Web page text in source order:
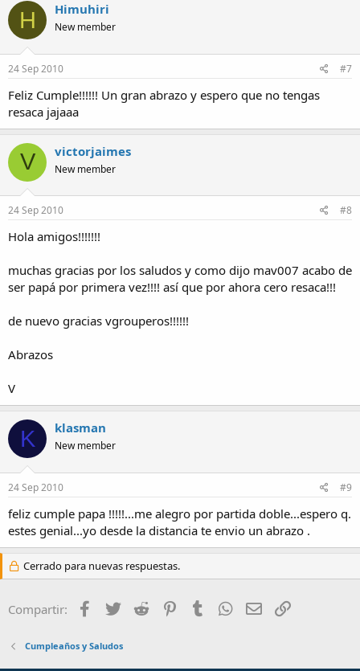
H Himuhiri
New member
24 Sep 2010 #7
Feliz Cumple!!!!!! Un gran abrazo y espero que no tengas
resaca jajaaa
V victorjaimes
New member
24 Sep 2010 #8
Hola amigos!!!!!!!
muchas gracias por los saludos y como dijo mav007 acabo de
ser papá por primera vez!!!! así que por ahora cero resaca!!!
de nuevo gracias vgrouperos!!!!!!
Abrazos
V
K klasman
New member
24 Sep 2010 #9
feliz cumple papa !!!!!...me alegro por partida doble...espero q.
estes genial...yo desde la distancia te envio un abrazo .
Cerrado para nuevas respuestas.
Compartir: Facebook
Twitter Reddit PinterestTumblrWhatsApp
Email
Cumpleaños y Saludos